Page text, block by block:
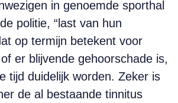
in genoemde sporthal
politie, “last van hun
op termijn betekent voor
er blijvende gehoorschade is,
tijd duidelijk worden. Zeker is
de al bestaande tinnitus